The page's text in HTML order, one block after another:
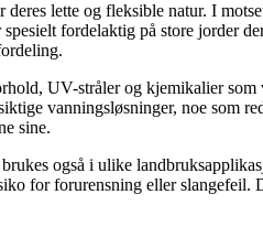
deres lette og fleksible natur. I
fordelaktig på store jorder
UV-stråler og kjemikalier som
vanningsløsninger, noe som
sine.
også i ulike
for forurensning eller